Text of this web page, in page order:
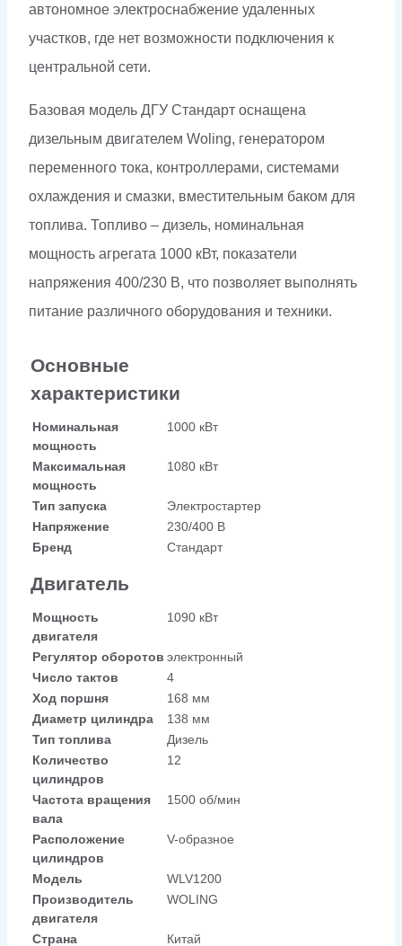
автономное электроснабжение удаленных
участков, где нет возможности подключения к
центральной сети.
Базовая модель ДГУ Стандарт оснащена
дизельным двигателем Woling, генератором
переменного тока, контроллерами, системами
охлаждения и смазки, вместительным баком для
топлива. Топливо – дизель, номинальная
мощность агрегата 1000 кВт, показатели
напряжения 400/230 В, что позволяет выполнять
питание различного оборудования и техники.
Основные
характеристики
Номинальная
мощность
1000 кВт
Максимальная
мощность
1080 кВт
Тип запуска
Электростартер
Напряжение
230/400 В
Бренд
Стандарт
Двигатель
Мощность
двигателя
1090 кВт
Регулятор оборотов электронный
Число тактов
4
Ход поршня
168 мм
Диаметр цилиндра
138 мм
Тип топлива
Дизель
Количество
цилиндров
12
Частота вращения
вала
1500 об/мин
Расположение
цилиндров
V-образное
Модель
WLV1200
Производитель
двигателя
WOLING
Страна Китай